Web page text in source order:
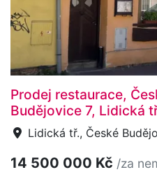
Prodej restaurace,
Budějovice 7, Lidická
Lidická tř., České
14 500 000 Kč /za